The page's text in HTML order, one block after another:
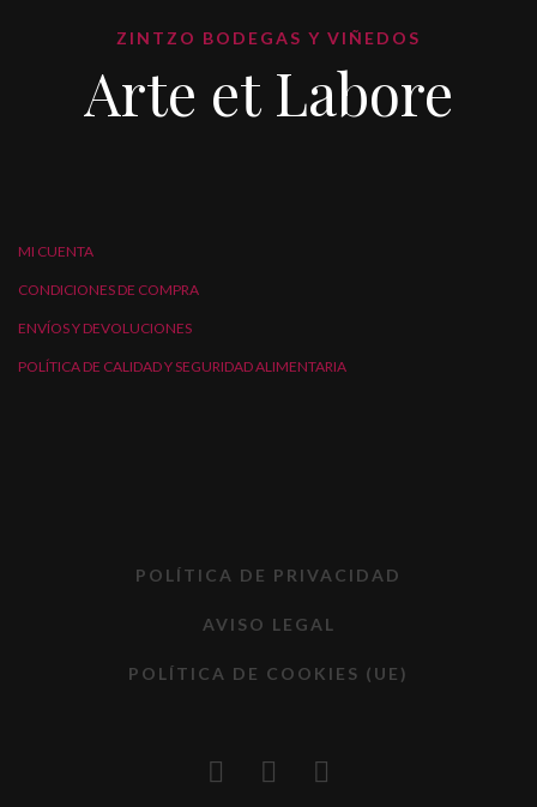
ZINTZO BODEGAS Y VIÑEDOS
Arte et Labore
MI CUENTA
CONDICIONES DE COMPRA
ENVÍOS Y DEVOLUCIONES
POLÍTICA DE CALIDAD Y SEGURIDAD ALIMENTARIA
POLÍTICA DE PRIVACIDAD
AVISO LEGAL
POLÍTICA DE COOKIES (UE)